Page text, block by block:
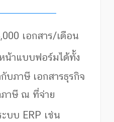
เอกสาร/เดือน
น้าแบบฟอร์มได้ทั้ง
บภาษี เอกสารธุรกิจ
ภาษี ณ ที่จ่าย
ะบบ ERP เช่น